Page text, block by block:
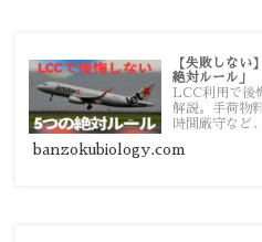
【失敗しない
絶対ルール」
LCC利用で後
解説。手荷物
時間厳守など
す。
banzokubiology.com